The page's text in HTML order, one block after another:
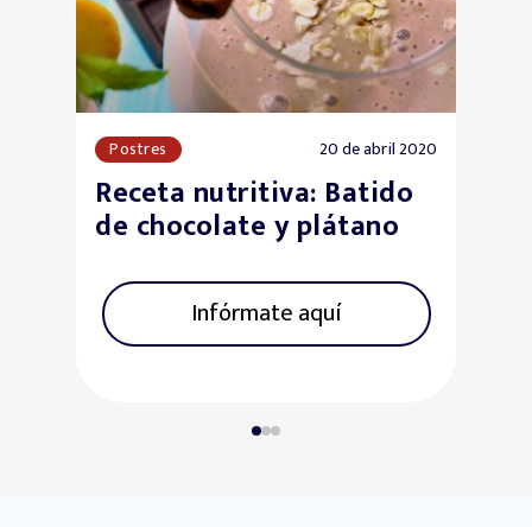
Postres 20 de abril 2020
Receta nutritiva: Batido
de chocolate y plátano
Infórmate aquí